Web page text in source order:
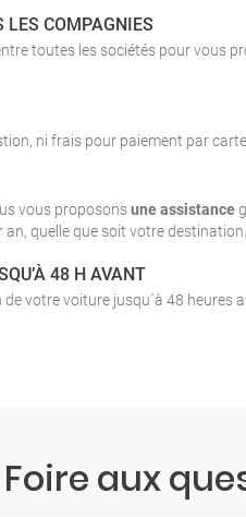
LES COMPAGNIES
toutes les sociétés pour vous
ni frais pour paiement par carte.
vous proposonsune assistance
an, quelle que soit votre destination.
48 H AVANT
votre voiture jusqu´à 48 heures
Foire aux